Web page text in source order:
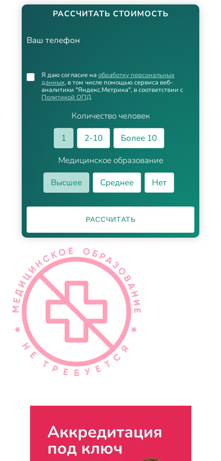
РАССЧИТАТЬ СТОИМОСТЬ
Ваш телефон
Количество человек
1
2-10
Более 10
Медицинское образование
Высшее
Среднее Нет
Я даю согласие на обработку персональных
данных, в том числе помощью сервиса веб-
аналитики "Яндекс.Метрика", в соответствии с
Политикой ОПД
РАССЧИТАТЬ